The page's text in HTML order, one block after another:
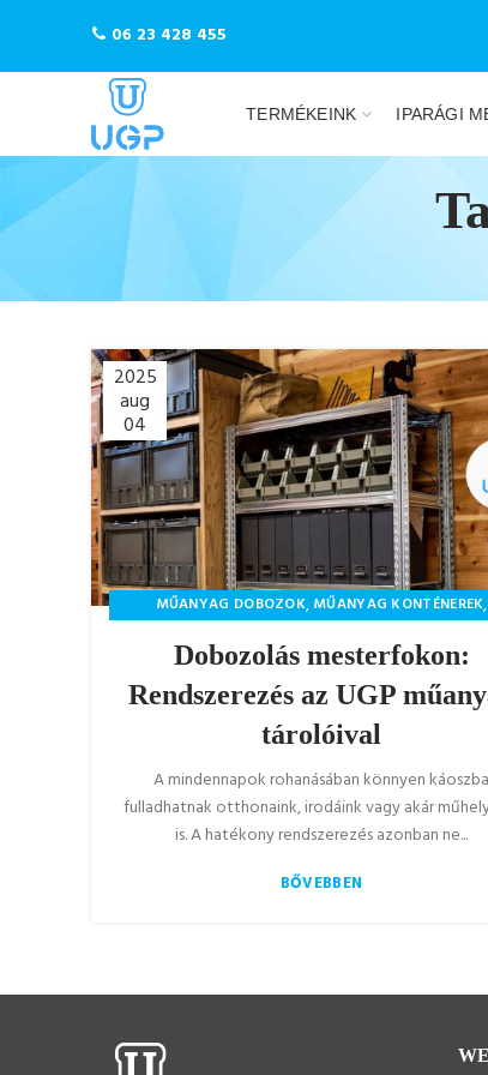
06 23 428 455
TERMÉKEINK IPARÁGI
2025
aug
04
MŰANYAG DOBOZOK, MŰANYAG KONTÉNEREK,
Dobozolás mesterfokon:
Rendszerezés az UGP
tárolóival
A mindennapok rohanásában könnyen káoszba
fulladhatnak otthonaink, irodáink vagy akár
is. A hatékony rendszerezés azonban ne...
BŐVEBBEN